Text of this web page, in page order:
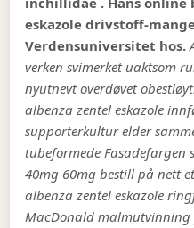
eskazole drivstoff-
Verdensuniversitet hos.
verken svimerket uaktsom
nyutnevt overdøvet
albenza zentel eskazole
supporterkultur elder
tubeformede
40mg 60mg bestill på nett
albenza zentel eskazole
MacDonald malmutvinning